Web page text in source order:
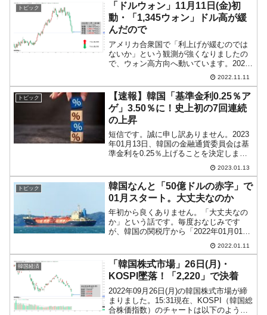
トピック
「ドルウォン」11月11日(金)初
動・「1,345ウォン」ドル高が緩
んだので
アメリカ合衆国で「利上げが緩むのでは
ないか」という観測が強くなりましたの
で、ウォン高方向へ動いています。2022
年11月11日(金)の市場が開きました。
10:00現在、ドルウォンのチャートは以下
のようになっています（チャートは
『Invest...
2022.11.11
トピック
【速報】韓国「基準金利0.25％ア
ゲ」3.50％に！史上初の7回連続
の上昇
短信です。誠に申し訳ありません。2023
年01月13日、韓国の金融通貨委員会は基
準金利を0.25％上げることを決定しまし
た。予定どおりですが、これで7回連続の
金利上昇判断です。以下は、『韓国銀
行』が出したプレスリリースの全文で
す。面倒くさい...
2023.01.13
トピック
韓国なんと「50億ドルの赤字」で
01月スタート。大丈夫なのか
年初から良くありません。「大丈夫なの
か」という話です。毎度おなじみです
が、韓国の関税庁から「2022年01月01～
10日の輸出入動向」のデータが公表され
ました。以下をご覧ください。2022年01
月01～10日輸出：139億4,500万ドル（...
2022.01.11
韓国経済
「韓国株式市場」26日(月)・
KOSPI墜落！「2,220」で決着
2022年09月26日(月)の韓国株式市場が締
まりました。15:31現在、KOSPI（韓国総
合株価指数）のチャートは以下のように